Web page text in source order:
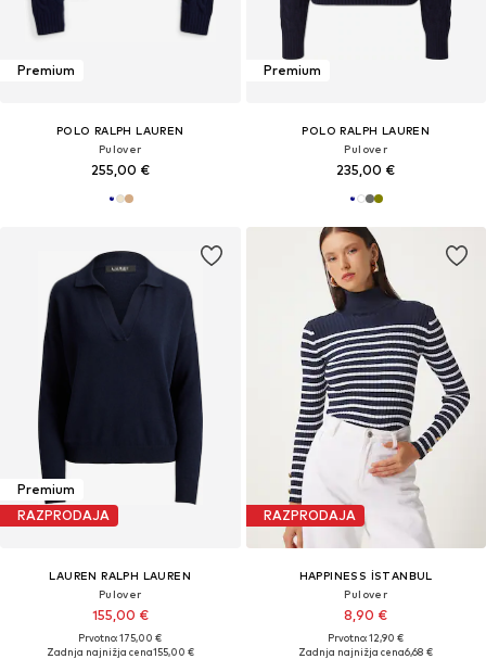
Premium
POLO RALPH LAUREN
Pulover
255,00 €
Premium
POLO RALPH LAUREN
Pulover
235,00 €
Premium
RAZPRODAJA
LAUREN RALPH LAUREN
Pulover
155,00 €
Prvotno: 175,00 €
Zadnja najnižja cena155,00 €
RAZPRODAJA
HAPPINESS İSTANBUL
Pulover
8,90 €
Prvotno: 12,90 €
Zadnja najnižja cena6,68 €